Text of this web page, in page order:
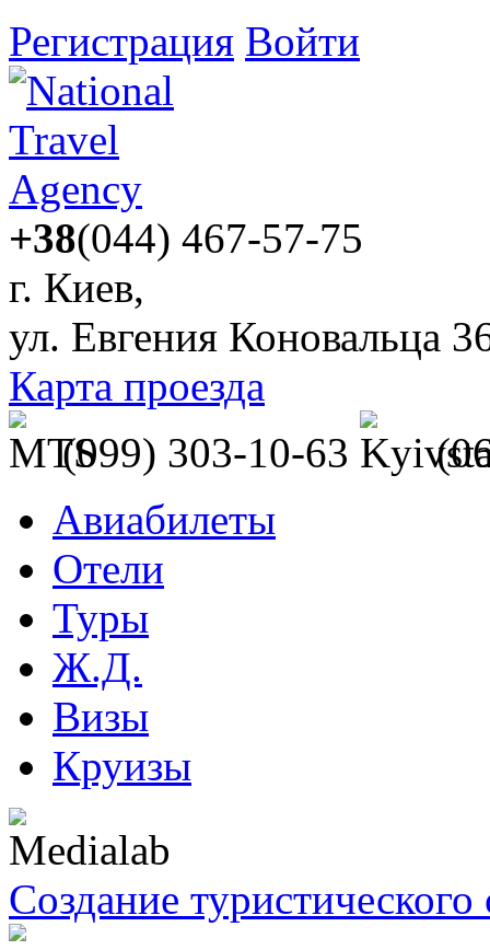
Регистрация Войти
+38(044) 467-57-75
г. Киев,
ул. Евгения Коновальца
Карта проезда
(099) 303-10-63
Авиабилеты
Отели
Туры
Ж.Д.
Визы
Круизы
Создание туристического